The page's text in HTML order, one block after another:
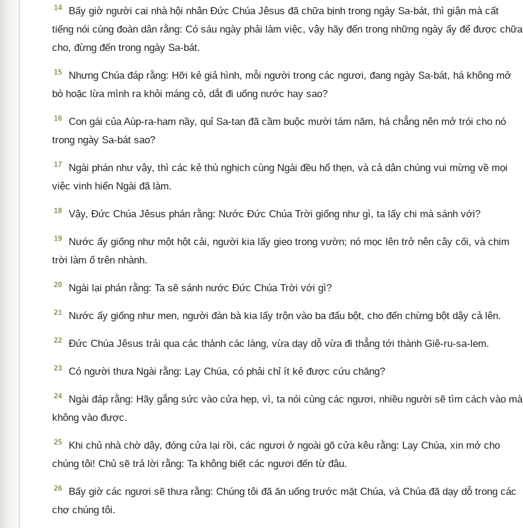
14
Bấy giờ người cai nhà hội nhân Đức Chúa Jêsus đã chữa bịnh trong ngày Sa-bát, thì giận mà cất
tiếng nói cùng đoàn dân rằng: Có sáu ngày phải làm việc, vậy hãy đến trong những ngày ấy để được chữa
cho, đừng đến trong ngày Sa-bát.
15
Nhưng Chúa đáp rằng: Hỡi kẻ giả hình, mỗi người trong các ngươi, đang ngày Sa-bát, há không mở
bò hoặc lừa mình ra khỏi máng cỏ, dắt đi uống nước hay sao?
16
Con gái của Aùp-ra-ham nầy, quỉ Sa-tan đã cầm buộc mười tám năm, há chẳng nên mở trói cho nó
trong ngày Sa-bát sao?
17
Ngài phán như vậy, thì các kẻ thù nghịch cùng Ngài đều hổ thẹn, và cả dân chúng vui mừng về mọi
việc vinh hiển Ngài đã làm.
18 Vậy, Đức Chúa Jêsus phán rằng: Nước Đức Chúa Trời giống như gì, ta lấy chi mà sánh với?
19
Nước ấy giống như một hột cải, người kia lấy gieo trong vườn; nó mọc lên trở nên cây cối, và chim
trời làm ổ trên nhành.
20 Ngài lại phán rằng: Ta sẽ sánh nước Đức Chúa Trời với gì?
21 Nước ấy giống như men, người đàn bà kia lấy trộn vào ba đấu bột, cho đến chừng bột dậy cả lên.
22 Đức Chúa Jêsus trải qua các thành các làng, vừa dạy dỗ vừa đi thẳng tới thành Giê-ru-sa-lem.
23 Có người thưa Ngài rằng: Lạy Chúa, có phải chỉ ít kẻ được cứu chăng?
24
Ngài đáp rằng: Hãy gắng sức vào cửa hẹp, vì, ta nói cùng các ngươi, nhiều người sẽ tìm cách vào mà
không vào được.
25
Khi chủ nhà chờ dậy, đóng cửa lại rồi, các ngươi ở ngoài gõ cửa kêu rằng: Lạy Chúa, xin mở cho
chúng tôi! Chủ sẽ trả lời rằng: Ta không biết các ngươi đến từ đâu.
26
Bấy giờ các ngươi sẽ thưa rằng: Chúng tôi đã ăn uống trước mặt Chúa, và Chúa đã dạy dỗ trong các
chợ chúng tôi.